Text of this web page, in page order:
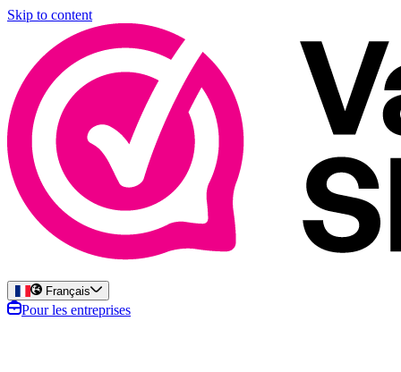
Skip to content
Français
Pour les entreprises